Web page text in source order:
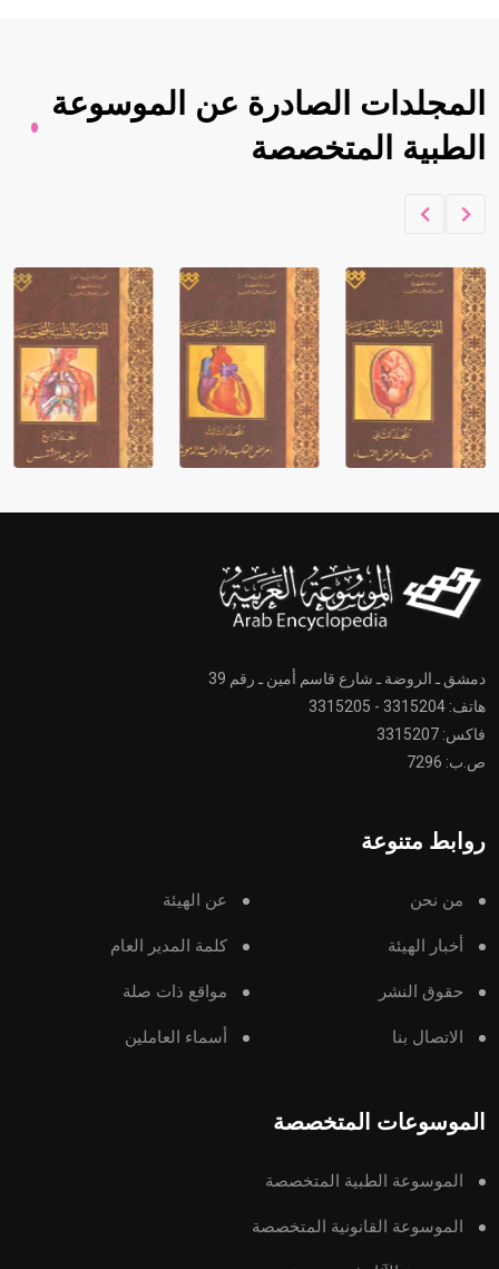
المجلدات الصادرة عن الموسوعة
الطبية المتخصصة
دمشق ـ الروضة ـ شارع قاسم أمين ـ رقم 39
هاتف: 3315204 - 3315205
فاكس: 3315207
ص.ب: 7296
روابط متنوعة
من نحن عن الهيئة
أخبار الهيئة كلمة المدير العام
حقوق النشر مواقع ذات صلة
الاتصال بنا أسماء العاملين
الموسوعات المتخصصة
الموسوعة الطبية المتخصصة
الموسوعة القانونية المتخصصة